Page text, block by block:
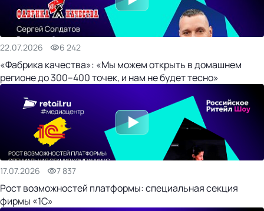
22.07.2026 6 242
«Фабрика качества»: «Мы можем открыть в домашнем
регионе до 300–400 точек, и нам не будет тесно»
17.07.2026 7 837
Рост возможностей платформы: специальная секция
фирмы «1С»